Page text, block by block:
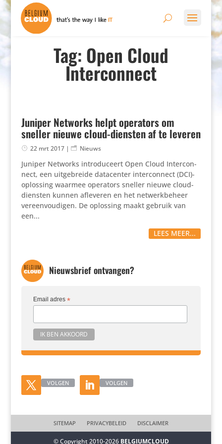
Tag: Open Cloud
Interconnect
Juniper Networks helpt operators om
sneller nieuwe cloud-diensten af te leveren
22 mrt 2017| Nieuws
Juniper Networks intro­du­ceert Open Cloud Inter­con­
nect, een uitge­breide data­center inter­con­nect (DCI)-
oplossing waarmee operators sneller nieuwe cloud-
diensten kunnen afleveren en het netwerk­be­heer
vereen­vou­digen. De oplossing maakt gebruik van
een...
LEES MEER...
Nieuwsbrief ontvangen?
Email adres *
VOLGEN VOLGEN
SITEMAP PRIVACYBELEID DISCLAIMER
© Copyright 2010-2026 BELGIUMCLOUD